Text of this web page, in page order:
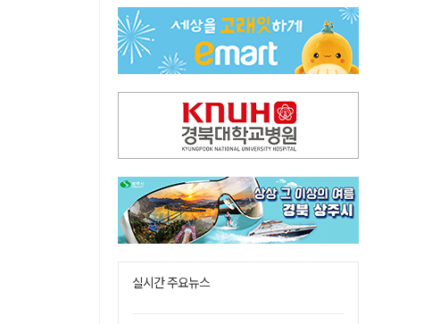
SK하이닉스, 주당 375원 분기 배당 공시…"3분기 중 주주환원 방안 확정"
이의준 전 경북도 새마을봉사과장, 제28대 울릉군 부군수 취임
"상법개정해도 주주가 '봉'"…하이닉스 솔리다임 상장설에 술렁[개미와글와글]
실시간 주요뉴스